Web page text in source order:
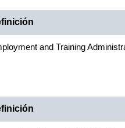
and Training